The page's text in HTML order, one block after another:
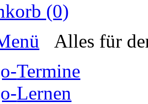
(0)
Alles für
Termine
Lernen